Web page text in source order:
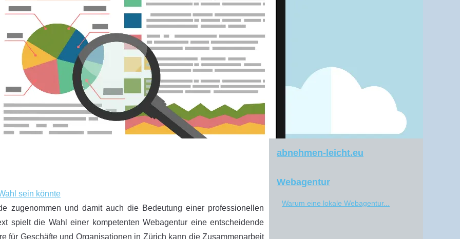
sein könnte
zugenommen und damit auch die Bedeutung einer professionellen
spielt die Wahl einer kompetenten Webagentur eine entscheidende
für Geschäfte und Organisationen in Zürich kann die Zusammenarbeit
abnehmen-leicht.eu
Webagentur
Warum eine lokale Webagentur...